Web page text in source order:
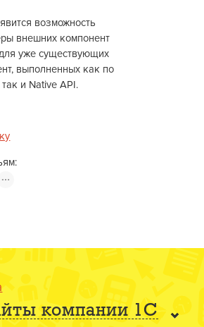
возможность
внешних компонент
уже существующих
выполненных как по
и Native API.
компании 1С